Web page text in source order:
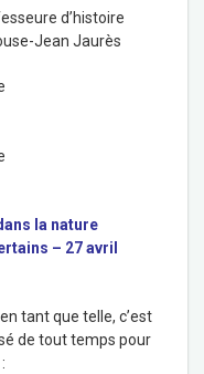
d’histoire
Jean Jaurès
la nature
– 27 avril
tant que telle, c’est
de tout temps pour